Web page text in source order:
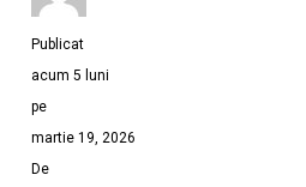
Publicat
acum 5 luni
pe
martie 19, 2026
De